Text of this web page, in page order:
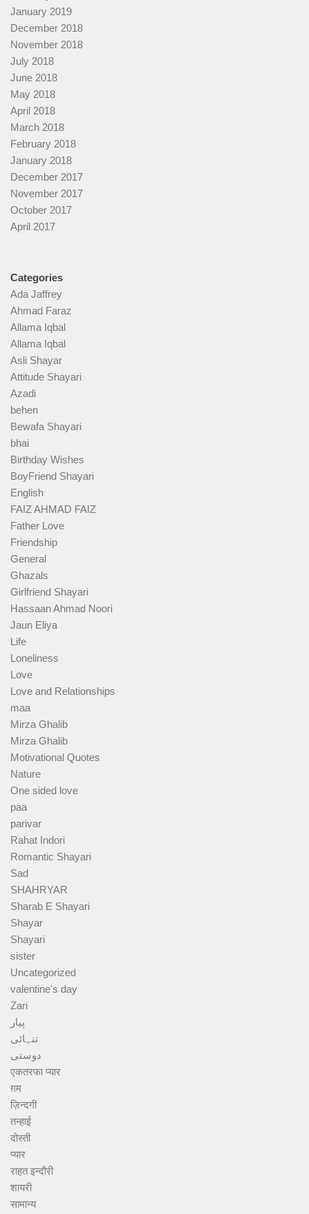
January 2019
December 2018
November 2018
July 2018
June 2018
May 2018
April 2018
March 2018
February 2018
January 2018
December 2017
November 2017
October 2017
April 2017
Categories
Ada Jaffrey
Ahmad Faraz
Allama Iqbal
Allama Iqbal
Asli Shayar
Attitude Shayari
Azadi
behen
Bewafa Shayari
bhai
Birthday Wishes
BoyFriend Shayari
English
FAIZ AHMAD FAIZ
Father Love
Friendship
General
Ghazals
Girlfriend Shayari
Hassaan Ahmad Noori
Jaun Eliya
Life
Loneliness
Love
Love and Relationships
maa
Mirza Ghalib
Mirza Ghalib
Motivational Quotes
Nature
One sided love
paa
parivar
Rahat Indori
Romantic Shayari
Sad
SHAHRYAR
Sharab E Shayari
Shayar
Shayari
sister
Uncategorized
valentine's day
Zari
پیار
تنہائی
دوستی
एकतरफा प्यार
ग़म
ज़िन्दगी
तन्हाई
दोस्ती
प्यार
राहत इन्दौरी
शायरी
सामान्य